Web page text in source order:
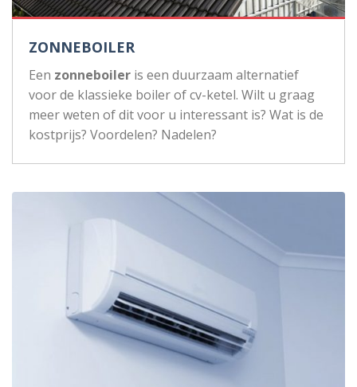
ZONNEBOILER
Een zonneboiler is een duurzaam alternatief
voor de klassieke boiler of cv-ketel. Wilt u graag
meer weten of dit voor u interessant is? Wat is de
kostprijs? Voordelen? Nadelen?